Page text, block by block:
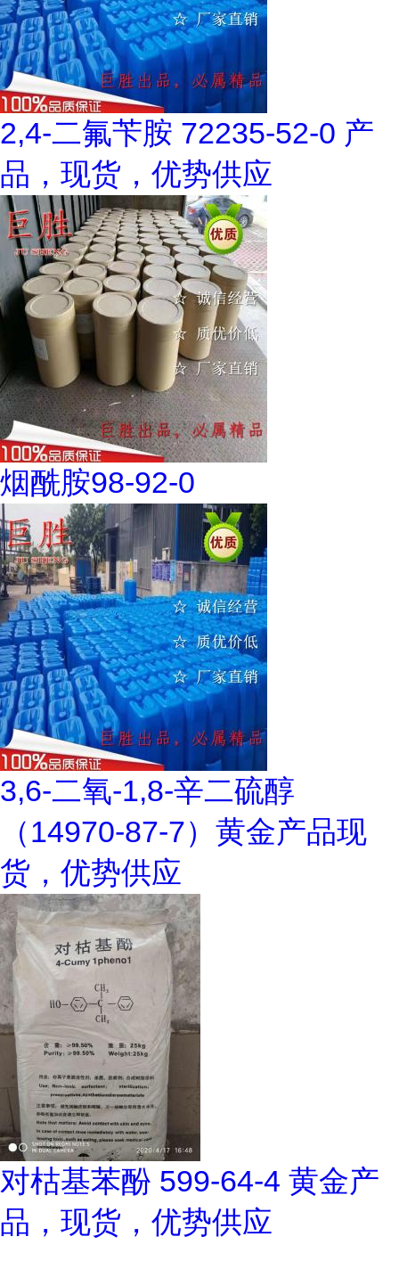
2,4-二氟苄胺 72235-52-0 产
品，现货，优势供应
烟酰胺98-92-0
3,6-二氧-1,8-辛二硫醇
（14970-87-7）黄金产品现
货，优势供应
对枯基苯酚 599-64-4 黄金产
品，现货，优势供应